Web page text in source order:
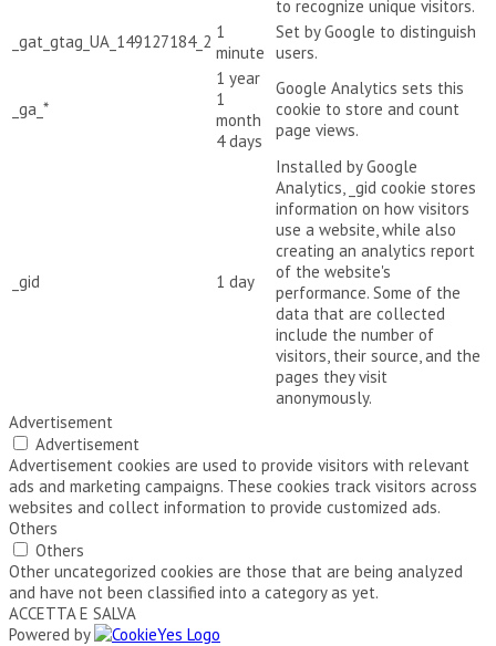
to recognize unique visitors.
_gat_gtag_UA_149127184_2 1
minute
Set by Google to distinguish
users.
_ga_*
1 year
1
month
4 days
Google Analytics sets this
cookie to store and count
page views.
_gid 1 day
Installed by Google
Analytics, _gid cookie stores
information on how visitors
use a website, while also
creating an analytics report
of the website's
performance. Some of the
data that are collected
include the number of
visitors, their source, and the
pages they visit
anonymously.
Advertisement
Advertisement
Advertisement cookies are used to provide visitors with relevant
ads and marketing campaigns. These cookies track visitors across
websites and collect information to provide customized ads.
Others
Others
Other uncategorized cookies are those that are being analyzed
and have not been classified into a category as yet.
ACCETTA E SALVA
Powered by